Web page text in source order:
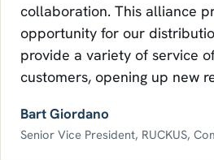
collaboration. This alliance
opportunity for our
provide a variety of service
customers, opening up new
Bart Giordano
Senior Vice President, RUCKUS,